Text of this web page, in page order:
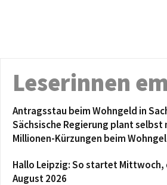
Leserinnen
Antragsstau beim Wohngeld in
Sächsische Regierung plant selbst
Millionen-Kürzungen beim
Hallo Leipzig: So startet Mittwoch,
August 2026